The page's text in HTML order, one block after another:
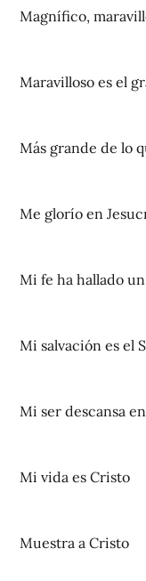
Magnífico,
Maravilloso es el
Más grande de lo
Me glorío en
Mi fe ha hallado
Mi salvación es el
Mi ser descansa
Mi vida es Cristo
Muestra a Cristo